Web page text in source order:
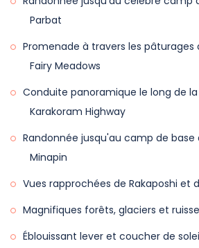
bateau à travers le lac et
Parbat
Promenade à travers les pâturages
Fairy Meadows
Conduite panoramique le long de
Karakoram Highway
Randonnée jusqu'au camp de base
Minapin
Vues rapprochées de Rakaposhi et
Magnifiques forêts, glaciers et
Éblouissant lever et coucher de